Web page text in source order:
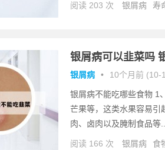
阅读 203 次 银屑病 寿
银屑病可以韭菜吗
银屑病 • 10个月前 (10-
银屑病不能吃哪些食物 1
芒果等，这类水果容易引
肉、卤肉以及腌制食品等...
阅读 166 次 银屑病 食